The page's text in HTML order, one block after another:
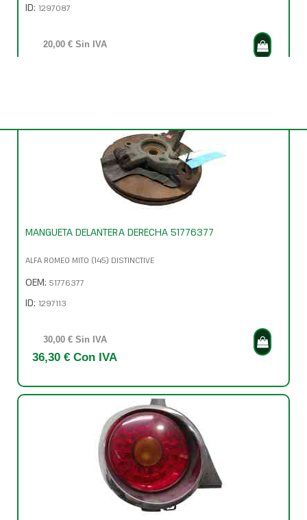
ID: 1297087
20,00 € Sin IVA
MANGUETA DELANTERA DERECHA 51776377
ALFA ROMEO MITO (145) DISTINCTIVE
OEM: 51776377
ID: 1297113
30,00 € Sin IVA
36,30 € Con IVA